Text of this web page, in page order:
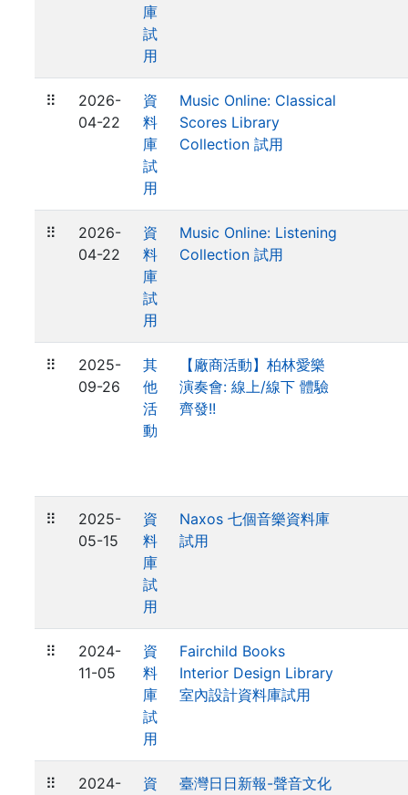
庫
試
用
⠿
2026-
04-22
資
料
庫
試
用
Music Online: Classical
Scores Library
Collection 試用
⠿
2026-
04-22
資
料
庫
試
用
Music Online: Listening
Collection 試用
⠿
2025-
09-26
其
他
活
動
【廠商活動】柏林愛樂
演奏會: 線上/線下 體驗
齊發!!
⠿
2025-
05-15
資
料
庫
試
用
Naxos 七個音樂資料庫
試用
⠿
2024-
11-05
資
料
庫
試
用
Fairchild Books
Interior Design Library
室內設計資料庫試用
⠿
2024-
資
臺灣日日新報-聲音文化